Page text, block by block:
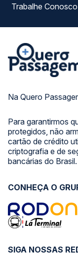
Na Quero
Para garantirmos
protegidos, não
cartão de crédito
criptografia e de
bancárias do Brasil.
Trabalhe Conosco
SIGA NOSSAS
CONHEÇA O